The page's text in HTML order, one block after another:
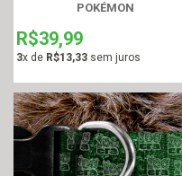
POKÉMON
R$39,99
3x de R$13,33 sem juros